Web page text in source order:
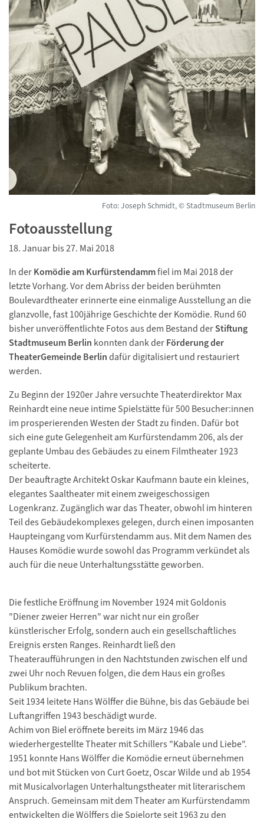
Foto: Joseph Schmidt, © Stadtmuseum Berlin
Fotoausstellung
18. Januar bis 27. Mai 2018
In derKomödie am Kurfürstendammfiel im Mai 2018 der
letzte Vorhang. Vor dem Abriss der beiden berühmten
Boulevardtheater erinnerte eine einmalige Ausstellung an die
glanzvolle, fast 100jährige Geschichte der Komödie. Rund 60
bisher unveröffentlichte Fotos aus dem Bestand derStiftung
Stadtmuseum Berlin konnten dank derFörderung der
TheaterGemeinde Berlindafür digitalisiert und restauriert
werden.
Zu Beginn der 1920er Jahre versuchte Theaterdirektor Max
Reinhardt eine neue intime Spielstätte für 500 Besucher:innen
im prosperierenden Westen der Stadt zu finden. Dafür bot
sich eine gute Gelegenheit am Kurfürstendamm 206, als der
geplante Umbau des Gebäudes zu einem Filmtheater 1923
scheiterte.
Der beauftragte Architekt Oskar Kaufmann baute ein kleines,
elegantes Saaltheater mit einem zweigeschossigen
Logenkranz. Zugänglich war das Theater, obwohl im hinteren
Teil des Gebäudekomplexes gelegen, durch einen imposanten
Haupteingang vom Kurfürstendamm aus. Mit dem Namen des
Hauses Komödie wurde sowohl das Programm verkündet als
auch für die neue Unterhaltungsstätte geworben.
Die festliche Eröffnung im November 1924 mit Goldonis
"Diener zweier Herren" war nicht nur ein großer
künstlerischer Erfolg, sondern auch ein gesellschaftliches
Ereignis ersten Ranges. Reinhardt ließ den
Theateraufführungen in den Nachtstunden zwischen elf und
zwei Uhr noch Revuen folgen, die dem Haus ein großes
Publikum brachten.
Seit 1934 leitete Hans Wölffer die Bühne, bis das Gebäude bei
Luftangriffen 1943 beschädigt wurde.
Achim von Biel eröffnete bereits im März 1946 das
wiederhergestellte Theater mit Schillers "Kabale und Liebe".
1951 konnte Hans Wölffer die Komödie erneut übernehmen
und bot mit Stücken von Curt Goetz, Oscar Wilde und ab 1954
mit Musicalvorlagen Unterhaltungstheater mit literarischem
Anspruch. Gemeinsam mit dem Theater am Kurfürstendamm
entwickelten die Wölffers die Spielorte seit 1963 zu den